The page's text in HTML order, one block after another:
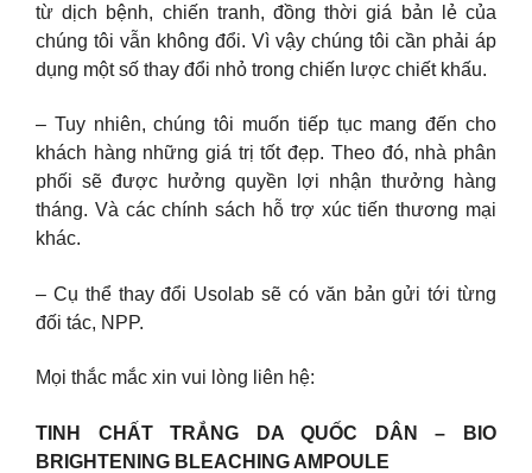
từ dịch bệnh, chiến tranh, đồng thời giá bản lẻ của
chúng tôi vẫn không đổi. Vì vậy chúng tôi cần phải áp
dụng một số thay đổi nhỏ trong chiến lược chiết khấu.
– Tuy nhiên, chúng tôi muốn tiếp tục mang đến cho
khách hàng những giá trị tốt đẹp. Theo đó, nhà phân
phối sẽ được hưởng quyền lợi nhận thưởng hàng
tháng. Và các chính sách hỗ trợ xúc tiến thương mại
khác.
– Cụ thể thay đổi Usolab sẽ có văn bản gửi tới từng
đối tác, NPP.
Mọi thắc mắc xin vui lòng liên hệ:
TINH CHẤT TRẮNG DA QUỐC DÂN – BIO
BRIGHTENING BLEACHING AMPOULE